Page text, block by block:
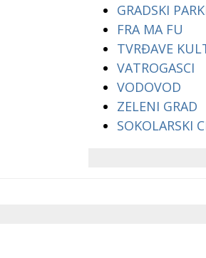
GRADSKI
FRA MA FU
TVRĐAVE
VATROGASCI
VODOVOD
ZELENI GRAD
SOKOLARSKI